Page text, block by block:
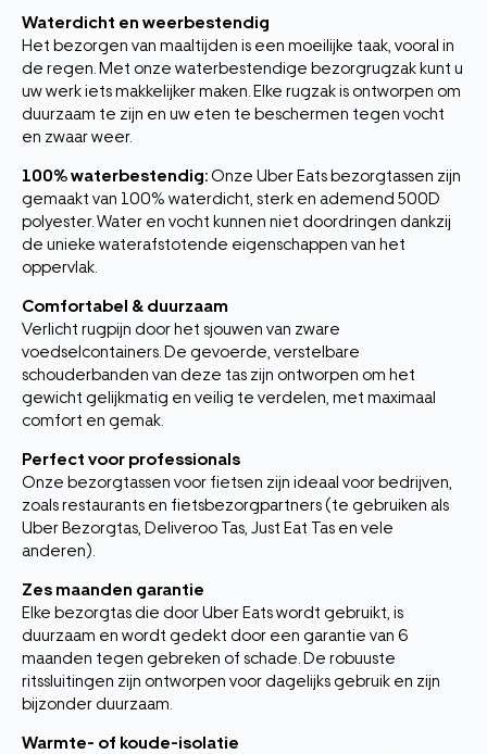
Waterdicht en weerbestendig
Het bezorgen van maaltijden is een moeilijke taak, vooral in
de regen. Met onze waterbestendige bezorgrugzak kunt u
uw werk iets makkelijker maken. Elke rugzak is ontworpen om
duurzaam te zijn en uw eten te beschermen tegen vocht
en zwaar weer.
100% waterbestendig:Onze Uber Eats bezorgtassen zijn
gemaakt van 100% waterdicht, sterk en ademend 500D
polyester. Water en vocht kunnen niet doordringen dankzij
de unieke waterafstotende eigenschappen van het
oppervlak.
Comfortabel & duurzaam
Verlicht rugpijn door het sjouwen van zware
voedselcontainers. De gevoerde, verstelbare
schouderbanden van deze tas zijn ontworpen om het
gewicht gelijkmatig en veilig te verdelen, met maximaal
comfort en gemak.
Perfect voor professionals
Onze bezorgtassen voor fietsen zijn ideaal voor bedrijven,
zoals restaurants en fietsbezorgpartners (te gebruiken als
Uber Bezorgtas, Deliveroo Tas, Just Eat Tas en vele
anderen).
Zes maanden garantie
Elke bezorgtas die door Uber Eats wordt gebruikt, is
duurzaam en wordt gedekt door een garantie van 6
maanden tegen gebreken of schade. De robuuste
ritssluitingen zijn ontworpen voor dagelijks gebruik en zijn
bijzonder duurzaam.
Warmte- of koude-isolatie